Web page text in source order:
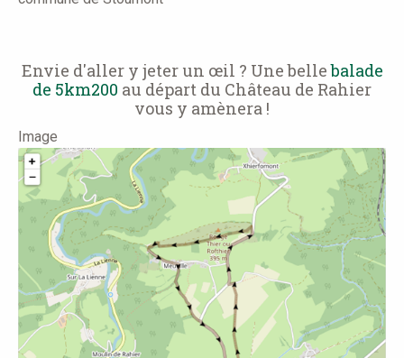
Envie d'aller y jeter un œil ? Une bellebalade
de 5km200 au départ du Château de Rahier
vous y amènera !
Image